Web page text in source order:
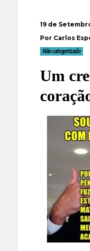
19 de
Por Carlos
Não categorizado
Um